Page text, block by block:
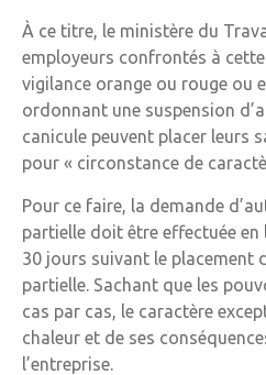
À ce titre, le ministère du
employeurs confrontés à
vigilance orange ou rouge ou
ordonnant une suspension
canicule peuvent placer leurs
pour « circonstance de
Pour ce faire, la demande
partielle doit être effectuée en
30 jours suivant le placement
partielle. Sachant que les
cas par cas, le caractère
chaleur et de ses
l’entreprise.